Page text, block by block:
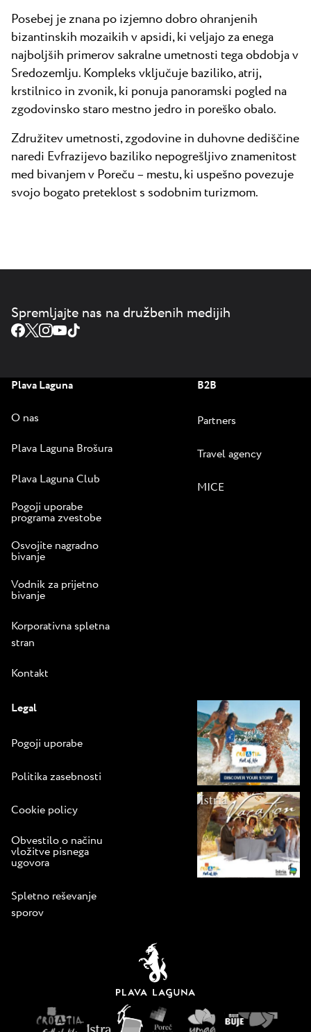
Posebej je znana po izjemno dobro ohranjenih
bizantinskih mozaikih v apsidi, ki veljajo za enega
najboljših primerov sakralne umetnosti tega obdobja v
Sredozemlju. Kompleks vključuje baziliko, atrij,
krstilnico in zvonik, ki ponuja panoramski pogled na
zgodovinsko staro mestno jedro in poreško obalo.
Združitev umetnosti, zgodovine in duhovne dediščine
naredi Evfrazijevo baziliko nepogrešljivo znamenitost
med bivanjem v Poreču – mestu, ki uspešno povezuje
svojo bogato preteklost s sodobnim turizmom.
Spremljajte nas na družbenih medijih
Plava Laguna
O nas
Plava Laguna Brošura
Plava Laguna Club
Pogoji uporabe
programa zvestobe
Osvojite nagradno
bivanje
Vodnik za prijetno
bivanje
Korporativna spletna
stran
Kontakt
B2B
Partners
Travel agency
MICE
Legal
Pogoji uporabe
Politika zasebnosti
Cookie policy
Obvestilo o načinu
vložitve pisnega
ugovora
Spletno reševanje
sporov